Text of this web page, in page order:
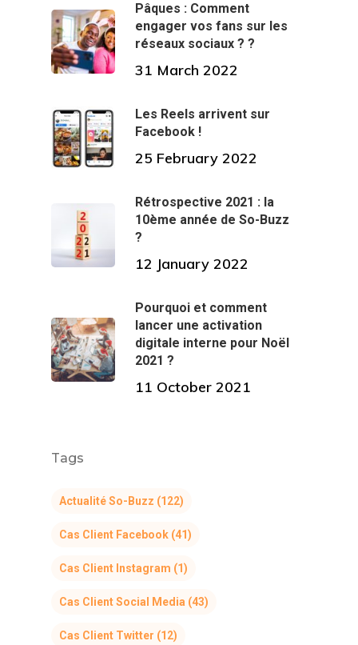
Pâques : Comment
engager vos fans sur les
réseaux sociaux ? ?
31 March 2022
Les Reels arrivent sur
Facebook !
25 February 2022
Rétrospective 2021 : la
10ème année de So-Buzz
?
12 January 2022
Pourquoi et comment
lancer une activation
digitale interne pour Noël
2021 ?
11 October 2021
Tags
Actualité So-Buzz (122)
Cas Client Facebook (41)
Cas Client Instagram (1)
Cas Client Social Media (43)
Cas Client Twitter (12)